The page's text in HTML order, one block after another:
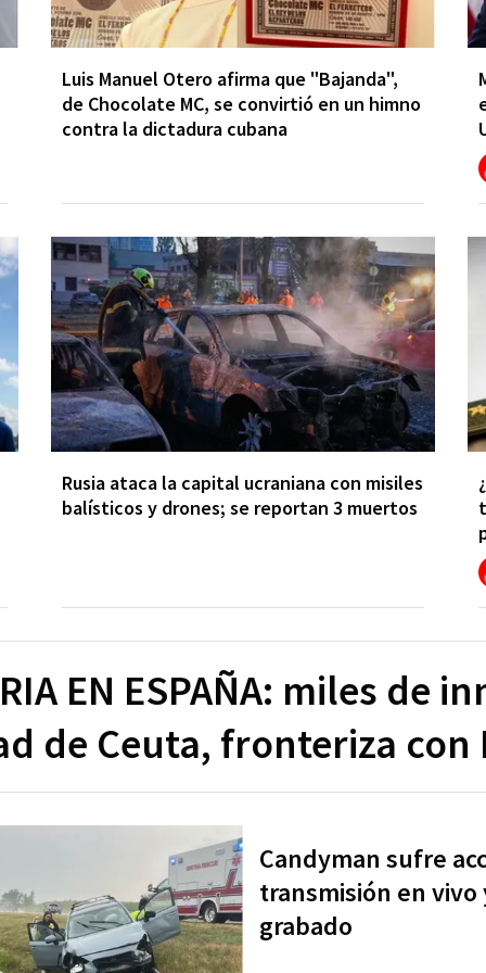
Luis Manuel Otero afirma que "Bajanda",
de Chocolate MC, se convirtió en un himno
contra la dictadura cubana
Rusia ataca la capital ucraniana con misiles
balísticos y drones; se reportan 3 muertos
EN ESPAÑA: miles
de Ceuta, fronteriza con
Candyman sufre
transmisión en
grabado